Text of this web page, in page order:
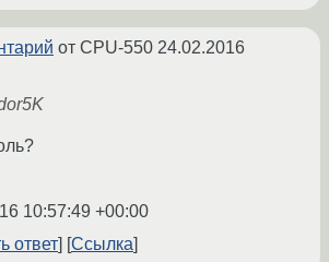
от CPU-550 24.02.2016
10:57:49 +00:00
ответ
Ссылка